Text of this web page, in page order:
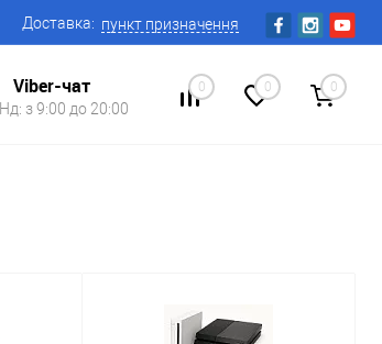
Доставка: пункт призначення
Viber-чат
з 9:00 до 20:00
0 0 0